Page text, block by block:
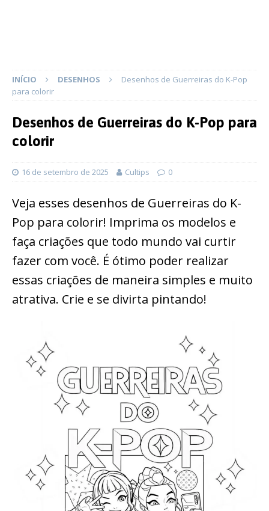
INÍCIO DESENHOS
Desenhos de Guerreiras do K-Pop
para colorir
Desenhos de Guerreiras do K-Pop para
colorir
16 de setembro de 2025 Cultips 0
Veja esses desenhos de Guerreiras do K-
Pop para colorir! Imprima os modelos e
faça criações que todo mundo vai curtir
fazer com você. É ótimo poder realizar
essas criações de maneira simples e muito
atrativa. Crie e se divirta pintando!